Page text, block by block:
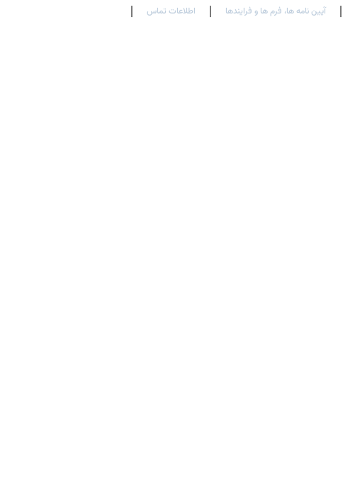
آیین نامه ها، فرم ها و فرایندها اطلاعات تماس